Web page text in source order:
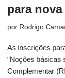
para
por Rodrigo
As inscrições
“Noções básicas
Complementar